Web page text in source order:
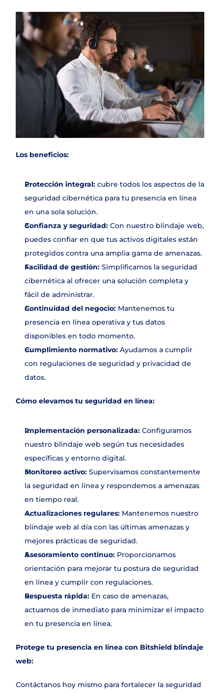
Los beneficios:
Protección integral: cubre todos los aspectos de la
seguridad cibernética para tu presencia en línea
en una sola solución.
Confianza y seguridad: Con nuestro blindaje web,
puedes confiar en que tus activos digitales están
protegidos contra una amplia gama de amenazas.
Facilidad de gestión: Simplificamos la seguridad
cibernética al ofrecer una solución completa y
fácil de administrar.
Continuidad del negocio: Mantenemos tu
presencia en línea operativa y tus datos
disponibles en todo momento.
Cumplimiento normativo: Ayudamos a cumplir
con regulaciones de seguridad y privacidad de
datos.
Cómo elevamos tu seguridad en línea:
Implementación personalizada: Configuramos
nuestro blindaje web según tus necesidades
específicas y entorno digital.
Monitoreo activo: Supervisamos constantemente
la seguridad en línea y respondemos a amenazas
en tiempo real.
Actualizaciones regulares: Mantenemos nuestro
blindaje web al día con las últimas amenazas y
mejores prácticas de seguridad.
Asesoramiento continuo: Proporcionamos
orientación para mejorar tu postura de seguridad
en línea y cumplir con regulaciones.
Respuesta rápida: En caso de amenazas,
actuamos de inmediato para minimizar el impacto
en tu presencia en línea.
Protege tu presencia en línea con Bitshield blindaje
web:
Contáctanos hoy mismo para fortalecer la seguridad